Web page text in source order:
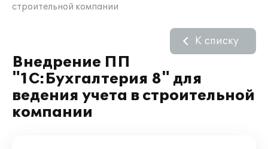
строительной компании
Внедрение ПП
"1С:Бухгалтерия 8" для
ведения учета в строительной
компании
К списку